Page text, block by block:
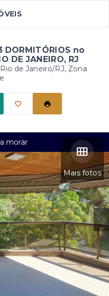
DORMITÓRIOS no
DE JANEIRO, RJ
de Janeiro/RJ, Zona
Mais fotos
morar